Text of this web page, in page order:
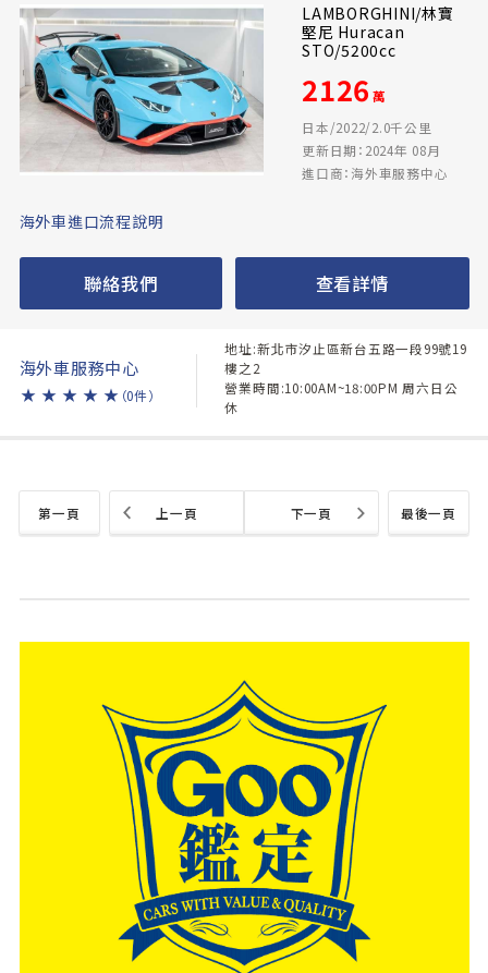
LAMBORGHINI/林寶
堅尼 Huracan
STO/5200cc
2126 萬
日本/2022/2.0千公里
更新日期：2024年 08月
進口商：海外車服務中心
海外車進口流程說明
聯絡我們 查看詳情
海外車服務中心
★ ★ ★ ★ ★ （0件）
地址:新北市汐止區新台五路一段99號19
樓之2
營業時間:10:00AM~18:00PM 周六日公
休
第一頁 最後一頁
上一頁 下一頁